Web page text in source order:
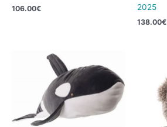
106.00€
2025
138.00€